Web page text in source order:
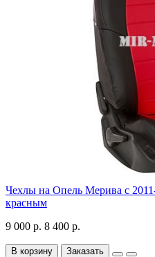
Чехлы на Опель Мерива с
красным
9 000 р. 8 400 р.
В корзину Заказать